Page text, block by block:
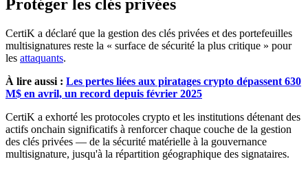
Protéger les clés privées
CertiK a déclaré que la gestion des clés privées et des portefeuilles
multisignatures reste la « surface de sécurité la plus critique » pour
les attaquants.
À lire aussi : Les pertes liées aux piratages crypto dépassent 630
M$ en avril, un record depuis février 2025
CertiK a exhorté les protocoles crypto et les institutions détenant des
actifs onchain significatifs à renforcer chaque couche de la gestion
des clés privées — de la sécurité matérielle à la gouvernance
multisignature, jusqu'à la répartition géographique des signataires.